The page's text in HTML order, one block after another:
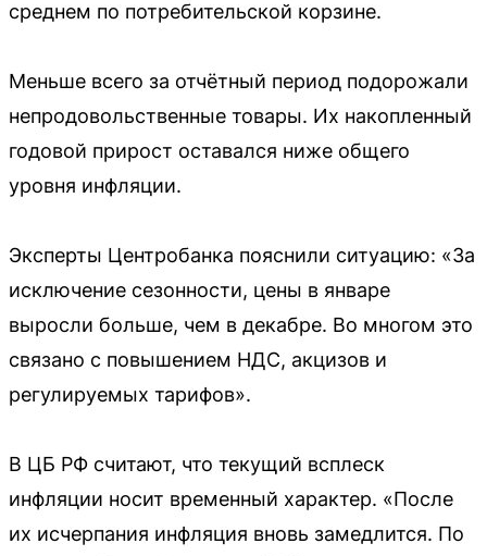
среднем по потребительской корзине.
Меньше всего за отчётный период подорожали
непродовольственные товары. Их накопленный
годовой прирост оставался ниже общего
уровня инфляции.
Эксперты Центробанка пояснили ситуацию: «За
исключение сезонности, цены в январе
выросли больше, чем в декабре. Во многом это
связано с повышением НДС, акцизов и
регулируемых тарифов».
В ЦБ РФ считают, что текущий всплеск
инфляции носит временный характер. «После
их исчерпания инфляция вновь замедлится. По